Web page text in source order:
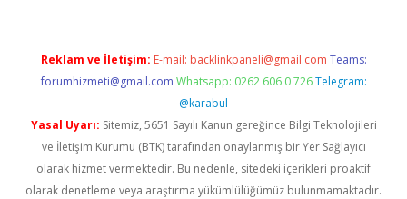
Reklam ve İletişim: E-mail: backlinkpaneli@gmail.com Teams:
forumhizmeti@gmail.com Whatsapp: 0262 606 0 726 Telegram:
@karabul
Yasal Uyarı: Sitemiz, 5651 Sayılı Kanun gereğince Bilgi Teknolojileri
ve İletişim Kurumu (BTK) tarafından onaylanmış bir Yer Sağlayıcı
olarak hizmet vermektedir. Bu nedenle, sitedeki içerikleri proaktif
olarak denetleme veya araştırma yükümlülüğümüz bulunmamaktadır.